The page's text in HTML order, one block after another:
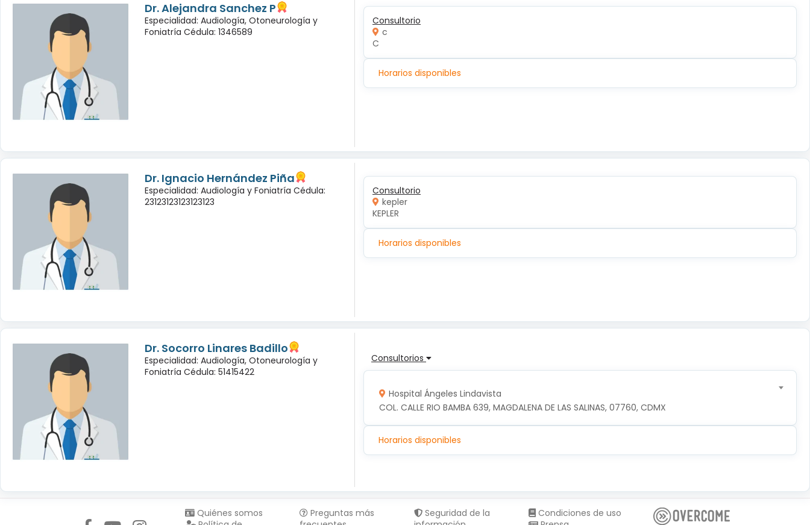
Dr. Alejandra Sanchez P
Especialidad: Audiología, Otoneurología y
Foniatría Cédula: 1346589
Consultorio
c
C
Horarios disponibles
Dr. Ignacio Hernández Piña
Especialidad: Audiología y Foniatría Cédula:
23123123123123123
Consultorio
kepler
KEPLER
Horarios disponibles
Dr. Socorro Linares Badillo
Especialidad: Audiología, Otoneurología y
Foniatría Cédula: 51415422
Consultorios
Hospital Ángeles Lindavista
COL. CALLE RIO BAMBA 639, MAGDALENA DE LAS SALINAS, 07760, CDMX
Horarios disponibles
Quiénes somos
Preguntas más
Seguridad de la
Condiciones de uso